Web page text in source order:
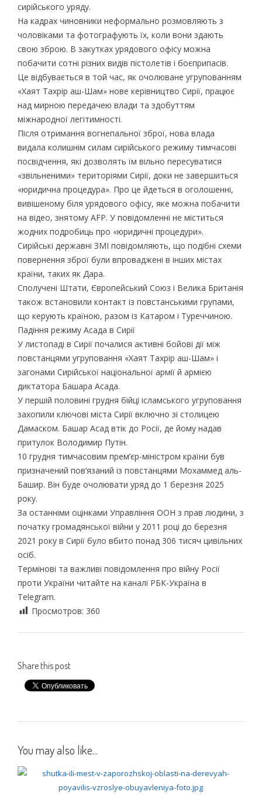
сирійського уряду.
На кадрах чиновники неформально розмовляють з
чоловіками та фотографують їх, коли вони здають
свою зброю. В закутках урядового офісу можна
побачити сотні різних видів пістолетів і боєприпасів.
Це відбувається в той час, як очолюване угрупованням
«Хаят Тахрір аш-Шам» нове керівництво Сирії, працює
над мирною передачею влади та здобуттям
міжнародної легітимності.
Після отримання вогнепальної зброї, нова влада
видала колишнім силам сирійського режиму тимчасові
посвідчення, які дозволять їм вільно пересуватися
«звільненими» територіями Сирії, доки не завершиться
«юридична процедура». Про це йдеться в оголошенні,
вивішеному біля урядового офісу, яке можна побачити
на відео, знятому AFP. У повідомленні не міститься
жодних подробиць про «юридичні процедури».
Сирійські державні ЗМІ повідомляють, що подібні схеми
повернення зброї були впроваджені в інших містах
країни, таких як Дара.
Сполучені Штати, Європейський Союз і Велика Британія
також встановили контакт із повстанськими групами,
що керують країною, разом із Катаром і Туреччиною.
Падіння режиму Асада в Сирії
У листопаді в Сирії почалися активні бойові дії між
повстанцями угруповання «Хаят Тахрір аш-Шам» і
загонами Сирійської національної армії й армією
диктатора Башара Асада.
У першій половині грудня бійці ісламського угруповання
захопили ключові міста Сирії включно зі столицею
Дамаском. Башар Асад втік до Росії, де йому надав
притулок Володимир Путін.
10 грудня тимчасовим прем’єр-міністром країни був
призначений пов’язаний із повстанцями Мохаммед аль-
Башир. Він буде очолювати уряд до 1 березня 2025
року.
За останніми оцінками Управління ООН з прав людини, з
початку громадянської війни у 2011 році до березня
2021 року в Сирії було вбито понад 306 тисяч цивільних
осіб.
Термінові та важливі повідомлення про війну Росії
проти України читайте на каналі РБК-Україна в
Telegram.
Просмотров: 360
Share this post
You may also like...